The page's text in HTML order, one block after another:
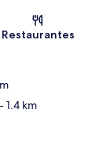
Restaurantes
- 1.4 km